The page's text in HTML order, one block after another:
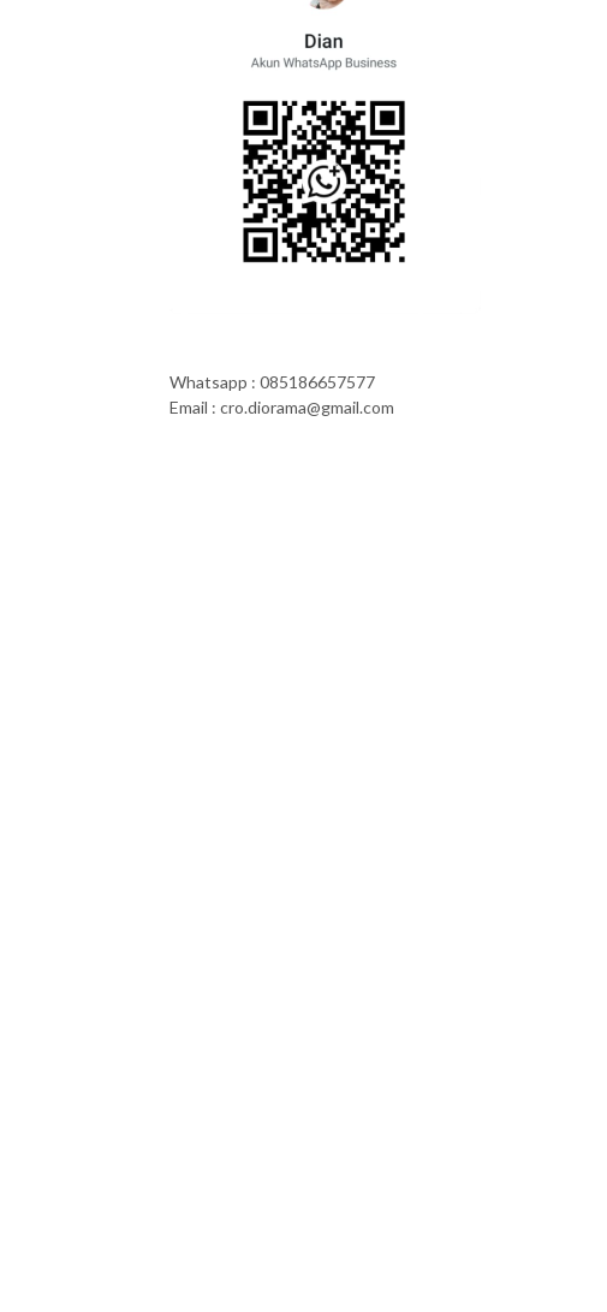
Whatsapp : 085186657577
Email : cro.diorama@gmail.com